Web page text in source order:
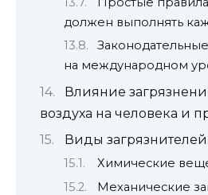
должен выполнять
на международном
Влияние
воздуха на человека и
Виды загрязнителей
Химические
Механические